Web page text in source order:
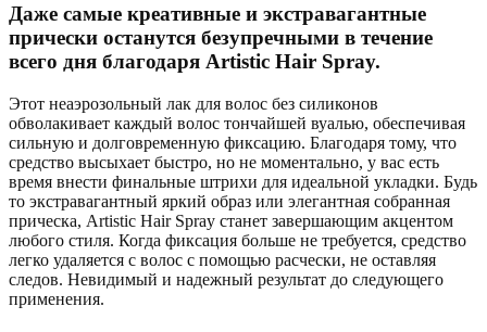
Даже самые креативные и экстравагантные
прически останутся безупречными в течение
всего дня благодаря Artistic Hair Spray.
Этот неаэрозольный лак для волос без силиконов
обволакивает каждый волос тончайшей вуалью, обеспечивая
сильную и долговременную фиксацию. Благодаря тому, что
средство высыхает быстро, но не моментально, у вас есть
время внести финальные штрихи для идеальной укладки. Будь
то экстравагантный яркий образ или элегантная собранная
прическа, Artistic Hair Spray станет завершающим акцентом
любого стиля. Когда фиксация больше не требуется, средство
легко удаляется с волос с помощью расчески, не оставляя
следов. Невидимый и надежный результат до следующего
применения.